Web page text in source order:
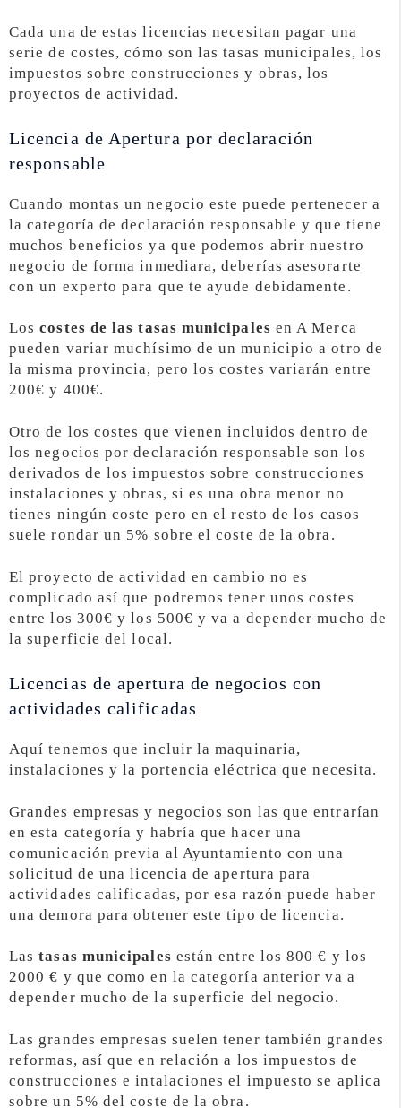
Cada una de estas licencias necesitan pagar una
serie de costes, cómo son las tasas municipales, los
impuestos sobre construcciones y obras, los
proyectos de actividad.
Licencia de Apertura por declaración
responsable
Cuando montas un negocio este puede pertenecer a
la categoría de declaración responsable y que tiene
muchos beneficios ya que podemos abrir nuestro
negocio de forma inmediara, deberías asesorarte
con un experto para que te ayude debidamente.
Loscostes de las tasas municipales en A Merca
pueden variar muchísimo de un municipio a otro de
la misma provincia, pero los costes variarán entre
200€ y 400€.
Otro de los costes que vienen incluidos dentro de
los negocios por declaración responsable son los
derivados de los impuestos sobre construcciones
instalaciones y obras, si es una obra menor no
tienes ningún coste pero en el resto de los casos
suele rondar un 5% sobre el coste de la obra.
El proyecto de actividad en cambio no es
complicado así que podremos tener unos costes
entre los 300€ y los 500€ y va a depender mucho de
la superficie del local.
Licencias de apertura de negocios con
actividades calificadas
Aquí tenemos que incluir la maquinaria,
instalaciones y la portencia eléctrica que necesita.
Grandes empresas y negocios son las que entrarían
en esta categoría y habría que hacer una
comunicación previa al Ayuntamiento con una
solicitud de una licencia de apertura para
actividades calificadas, por esa razón puede haber
una demora para obtener este tipo de licencia.
Lastasas municipales están entre los 800 € y los
2000 € y que como en la categoría anterior va a
depender mucho de la superficie del negocio.
Las grandes empresas suelen tener también grandes
reformas, así que en relación a los impuestos de
construcciones e intalaciones el impuesto se aplica
sobre un 5% del coste de la obra.